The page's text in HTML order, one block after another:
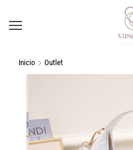
Inicio Outlet